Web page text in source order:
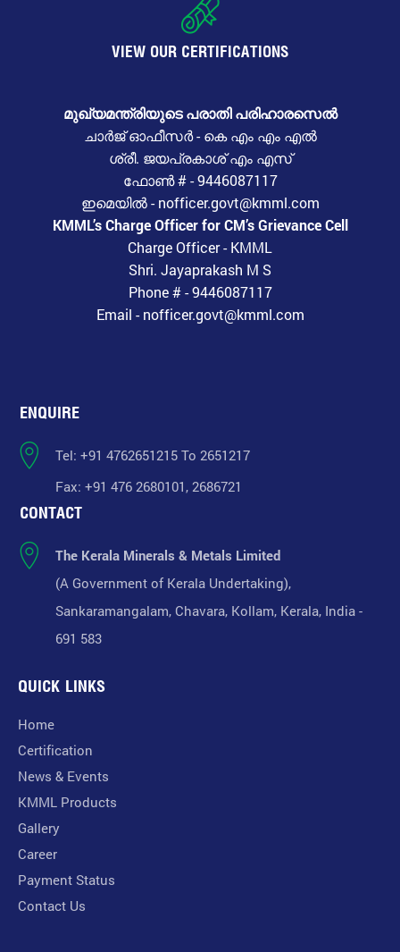
VIEW OUR CERTIFICATIONS
മുഖ്യമന്ത്രിയുടെ പരാതി പരിഹാരസെൽ
ചാർജ് ഓഫീസർ - കെ എം എം എൽ
ശ്രീ. ജയപ്രകാശ് എം എസ്
ഫോൺ # - 9446087117
ഇമെയിൽ - nofficer.govt@kmml.com
KMML’s Charge Officer for CM’s Grievance Cell
Charge Officer - KMML
Shri. Jayaprakash M S
Phone # - 9446087117
Email - nofficer.govt@kmml.com
ENQUIRE
Tel: +91 4762651215 To 2651217
Fax: +91 476 2680101, 2686721
CONTACT
The Kerala Minerals & Metals Limited
(A Government of Kerala Undertaking),
Sankaramangalam, Chavara, Kollam, Kerala, India -
691 583
QUICK LINKS
Home
Certification
News & Events
KMML Products
Gallery
Career
Payment Status
Contact Us